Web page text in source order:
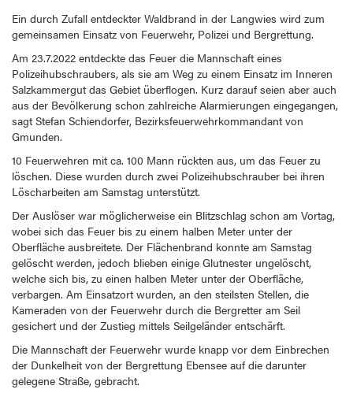
Ein durch Zufall entdeckter Waldbrand in der Langwies wird zum
gemeinsamen Einsatz von Feuerwehr, Polizei und Bergrettung.
Am 23.7.2022 entdeckte das Feuer die Mannschaft eines
Polizeihubschraubers, als sie am Weg zu einem Einsatz im Inneren
Salzkammergut das Gebiet überflogen. Kurz darauf seien aber auch
aus der Bevölkerung schon zahlreiche Alarmierungen eingegangen,
sagt Stefan Schiendorfer, Bezirksfeuerwehrkommandant von
Gmunden.
10 Feuerwehren mit ca. 100 Mann rückten aus, um das Feuer zu
löschen. Diese wurden durch zwei Polizeihubschrauber bei ihren
Löscharbeiten am Samstag unterstützt.
Der Auslöser war möglicherweise ein Blitzschlag schon am Vortag,
wobei sich das Feuer bis zu einem halben Meter unter der
Oberfläche ausbreitete. Der Flächenbrand konnte am Samstag
gelöscht werden, jedoch blieben einige Glutnester ungelöscht,
welche sich bis, zu einen halben Meter unter der Oberfläche,
verbargen. Am Einsatzort wurden, an den steilsten Stellen, die
Kameraden von der Feuerwehr durch die Bergretter am Seil
gesichert und der Zustieg mittels Seilgeländer entschärft.
Die Mannschaft der Feuerwehr wurde knapp vor dem Einbrechen
der Dunkelheit von der Bergrettung Ebensee auf die darunter
gelegene Straße, gebracht.